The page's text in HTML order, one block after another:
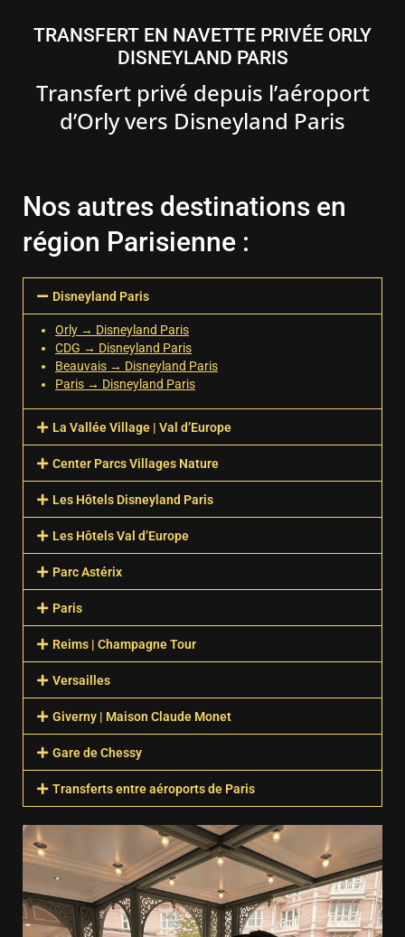
TRANSFERT EN NAVETTE PRIVÉE ORLY
DISNEYLAND PARIS
Transfert privé depuis l’aéroport
d’Orly vers Disneyland Paris
Nos autres destinations en
région Parisienne :
Disneyland Paris
Orly → Disneyland Paris
CDG → Disneyland Paris
Beauvais → Disneyland Paris
Paris → Disneyland Paris
La Vallée Village | Val d’Europe
Center Parcs Villages Nature
Les Hôtels Disneyland Paris
Les Hôtels Val d’Europe
Parc Astérix
Paris
Reims | Champagne Tour
Versailles
Giverny | Maison Claude Monet
Gare de Chessy
Transferts entre aéroports de Paris